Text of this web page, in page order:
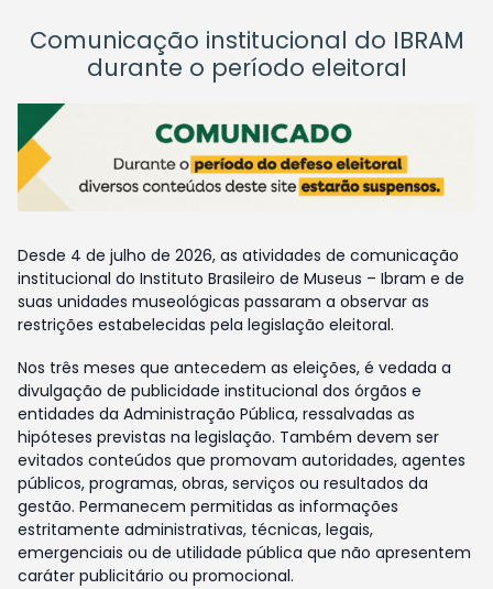
Comunicação institucional do IBRAM
durante o período eleitoral
Desde 4 de julho de 2026, as atividades de comunicação
institucional do Instituto Brasileiro de Museus – Ibram e de
suas unidades museológicas passaram a observar as
restrições estabelecidas pela legislação eleitoral.
Nos três meses que antecedem as eleições, é vedada a
divulgação de publicidade institucional dos órgãos e
entidades da Administração Pública, ressalvadas as
hipóteses previstas na legislação. Também devem ser
evitados conteúdos que promovam autoridades, agentes
públicos, programas, obras, serviços ou resultados da
gestão. Permanecem permitidas as informações
estritamente administrativas, técnicas, legais,
emergenciais ou de utilidade pública que não apresentem
caráter publicitário ou promocional.